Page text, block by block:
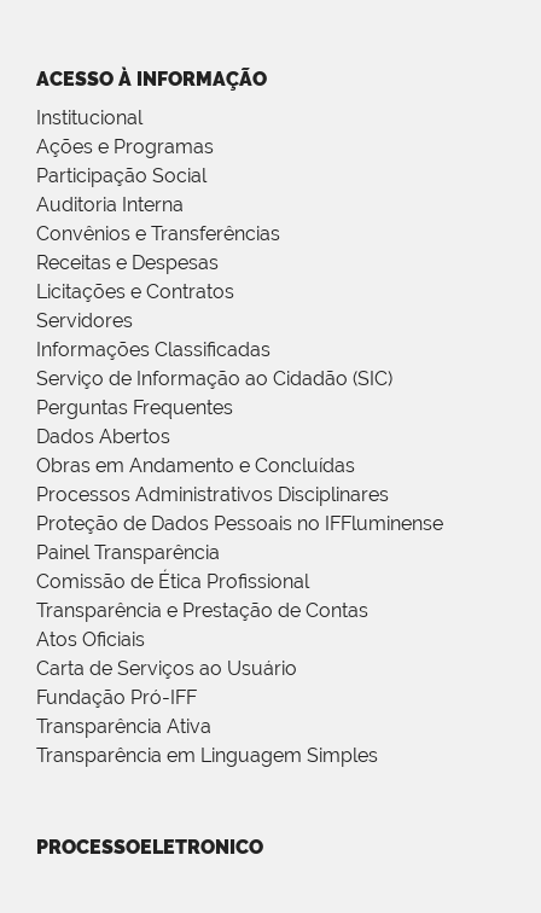
ACESSO À INFORMAÇÃO
Institucional
Ações e Programas
Participação Social
Auditoria Interna
Convênios e Transferências
Receitas e Despesas
Licitações e Contratos
Servidores
Informações Classificadas
Serviço de Informação ao Cidadão (SIC)
Perguntas Frequentes
Dados Abertos
Obras em Andamento e Concluídas
Processos Administrativos Disciplinares
Proteção de Dados Pessoais no IFFluminense
Painel Transparência
Comissão de Ética Profissional
Transparência e Prestação de Contas
Atos Oficiais
Carta de Serviços ao Usuário
Fundação Pró-IFF
Transparência Ativa
Transparência em Linguagem Simples
PROCESSOELETRONICO